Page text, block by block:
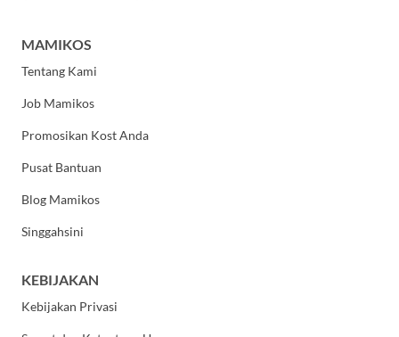
MAMIKOS
Tentang Kami
Job Mamikos
Promosikan Kost Anda
Pusat Bantuan
Blog Mamikos
Singgahsini
KEBIJAKAN
Kebijakan Privasi